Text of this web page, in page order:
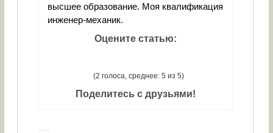
высшее образование. Моя квалификация
инженер-механик.
Оцените статью:
(2 голоса, среднее: 5 из 5)
Поделитесь с друзьями!